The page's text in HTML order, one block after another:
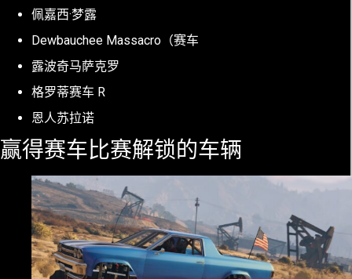
佩嘉西·梦露
Dewbauchee Massacro（赛车
露波奇马萨克罗
格罗蒂赛车 R
恩人苏拉诺
赢得赛车比赛解锁的车辆